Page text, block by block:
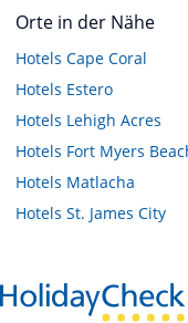
Orte in der Nähe
Hotels Cape Coral
Hotels Estero
Hotels Lehigh Acres
Hotels Fort Myers
Hotels Matlacha
Hotels St. James City